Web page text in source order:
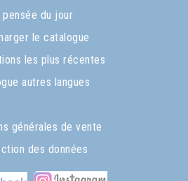
pensée du jour
le catalogue
les plus récentes
autres langues
générales de vente
des données